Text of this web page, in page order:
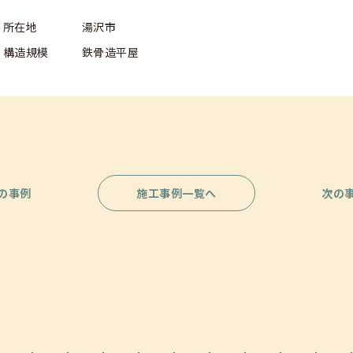
所在地
湯沢市
構造規模
鉄骨造平屋
事例 施工事例一覧へ 次の